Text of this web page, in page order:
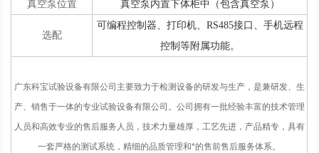
真空泵位置
真空泵内置下体柜中（包含真空泵）
选配
可编程控制器、打印机、RS485接口、手机远程
控制等附属功能。
广东科宝试验设备有限公司主要致力于检测设备的研发与生产，是兼研发、生
产、销售于一体的专业试验设备有限公司。公司拥有一批经验丰富的技术管理
人员和高效专业的售后服务人员，技术力量雄厚，工艺先进，产品精专，具有
一套严格的测试系统，精细的品质管理和*的售前售后服务体系。